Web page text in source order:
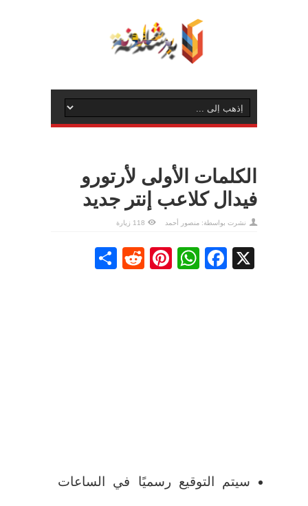
الكلمات الأولى لأرتورو
فيدال كلاعب إنتر جديد
نشرت بواسطة: منصور أحمد 118 زيارة
X
Facebook
WhatsApp
Pinterest
Reddit
سيتم التوقيع رسميًا في الساعات